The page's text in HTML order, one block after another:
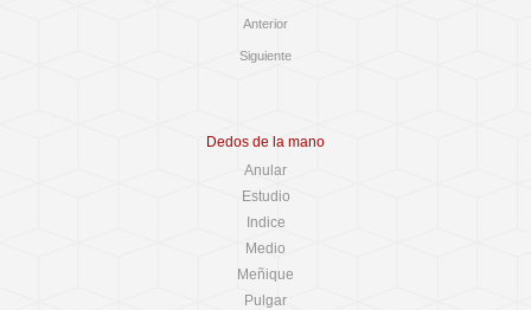
Anterior
Siguiente
Dedos de la mano
Anular
Estudio
Indice
Medio
Meñique
Pulgar